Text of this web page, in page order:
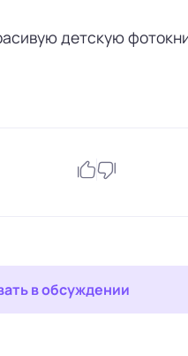
детскую
в обсуждении